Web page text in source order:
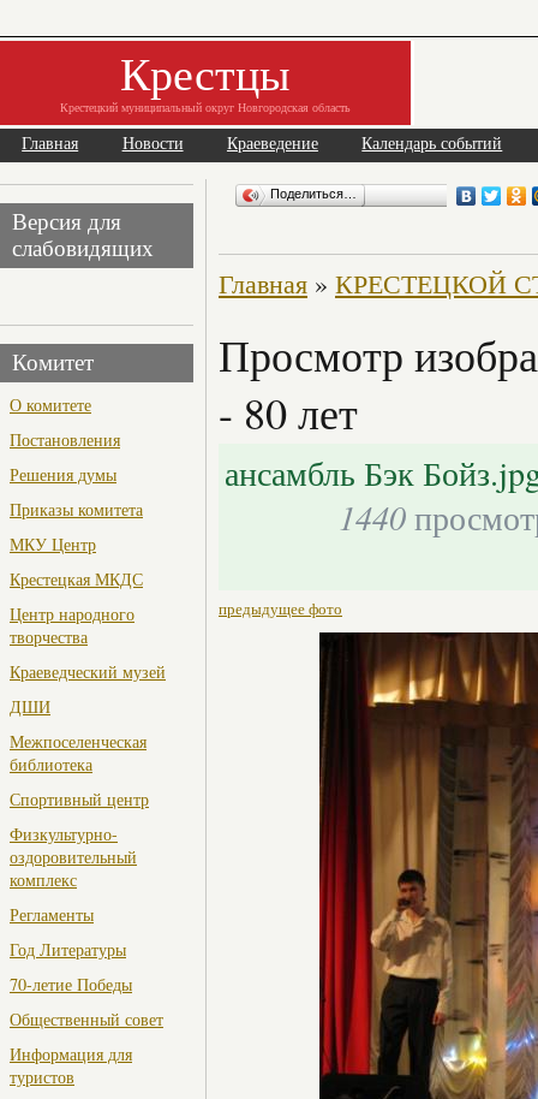
Крестцы
Крестецкий муниципальный округ Новгородская область
Главная Новости Краеведение Календарь событий
Версия для
слабовидящих
Комитет
О комитете
Постановления
Решения думы
Приказы комитета
МКУ Центр
Крестецкая МКДС
Центр народного
творчества
Краеведческий музей
ДШИ
Межпоселенческая
библиотека
Спортивный центр
Физкультурно-
оздоровительный
комплекс
Регламенты
Год Литературы
70-летие Победы
Общественный совет
Информация для
туристов
Поделиться…
Главная » КРЕСТЕЦКОЙ
Просмотр
- 80 лет
ансамбль Бэк
1440
предыдущее фото